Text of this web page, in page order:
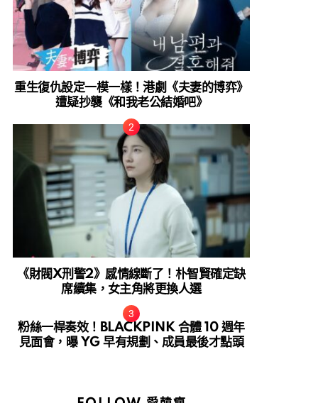
重生復仇設定一模一樣！港劇《夫妻的博弈》
遭疑抄襲《和我老公結婚吧》
《財閥X刑警2》感情線斷了！朴智賢確定缺
席續集，女主角將更換人選
粉絲一桿奏效！BLACKPINK 合體 10 週年
見面會，曝 YG 早有規劃、成員最後才點頭